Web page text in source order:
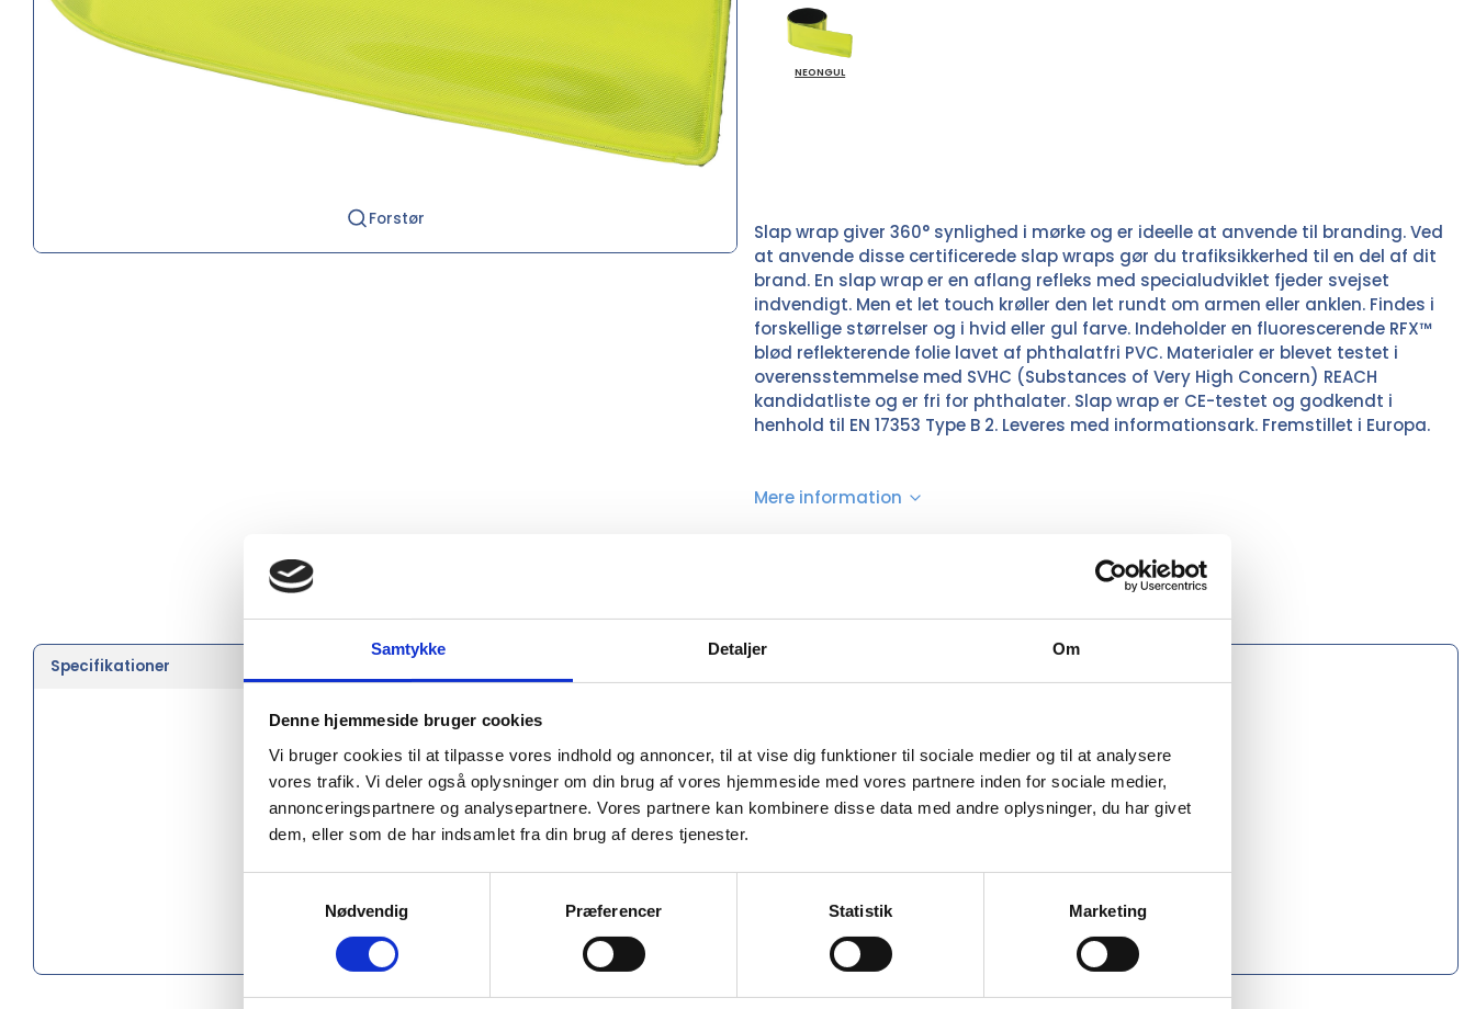
Samtykke Detaljer Om
Denne hjemmeside bruger cookies
Vi bruger cookies til at tilpasse vores indhold og annoncer, til at vise dig funktioner til sociale medier og til at analysere
vores trafik. Vi deler også oplysninger om din brug af vores hjemmeside med vores partnere inden for sociale medier,
annonceringspartnere og analysepartnere. Vores partnere kan kombinere disse data med andre oplysninger, du har givet
dem, eller som de har indsamlet fra din brug af deres tjenester.
Nødvendig
Præferencer Statistik Marketing
Forstør
NEONGUL
Slap wrap giver 360° synlighed i mørke og er ideelle at anvende til branding. Ved
at anvende disse certificerede slap wraps gør du trafiksikkerhed til en del af dit
brand. En slap wrap er en aflang refleks med specialudviklet fjeder svejset
indvendigt. Men et let touch krøller den let rundt om armen eller anklen. Findes i
forskellige størrelser og i hvid eller gul farve. Indeholder en fluorescerende RFX™
blød reflekterende folie lavet af phthalatfri PVC. Materialer er blevet testet i
overensstemmelse med SVHC (Substances of Very High Concern) REACH
kandidatliste og er fri for phthalater. Slap wrap er CE-testet og godkendt i
henhold til EN 17353 Type B 2. Leveres med informationsark. Fremstillet i Europa.
Mere information
Specifikationer
Brand
Længde (cm) 34,00
Materiale PVC